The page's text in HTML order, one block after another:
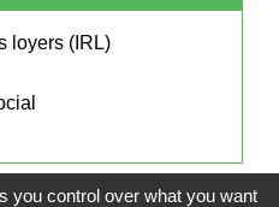
loyers (IRL)
you control over what you want